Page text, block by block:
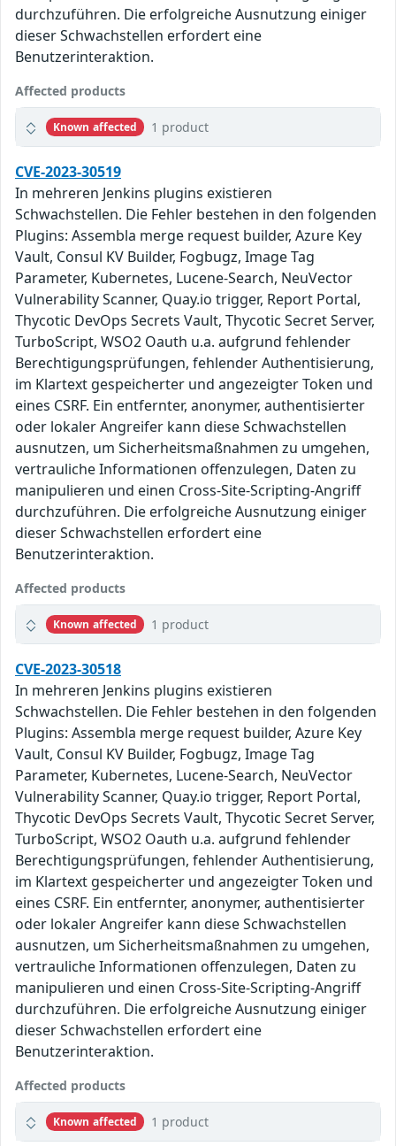
durchzuführen. Die erfolgreiche Ausnutzung einiger
dieser Schwachstellen erfordert eine
Benutzerinteraktion.
Affected products
Known affected 1 product
CVE-2023-30519
In mehreren Jenkins plugins existieren
Schwachstellen. Die Fehler bestehen in den folgenden
Plugins: Assembla merge request builder, Azure Key
Vault, Consul KV Builder, Fogbugz, Image Tag
Parameter, Kubernetes, Lucene-Search, NeuVector
Vulnerability Scanner, Quay.io trigger, Report Portal,
Thycotic DevOps Secrets Vault, Thycotic Secret Server,
TurboScript, WSO2 Oauth u.a. aufgrund fehlender
Berechtigungsprüfungen, fehlender Authentisierung,
im Klartext gespeicherter und angezeigter Token und
eines CSRF. Ein entfernter, anonymer, authentisierter
oder lokaler Angreifer kann diese Schwachstellen
ausnutzen, um Sicherheitsmaßnahmen zu umgehen,
vertrauliche Informationen offenzulegen, Daten zu
manipulieren und einen Cross-Site-Scripting-Angriff
durchzuführen. Die erfolgreiche Ausnutzung einiger
dieser Schwachstellen erfordert eine
Benutzerinteraktion.
Affected products
Known affected 1 product
CVE-2023-30518
In mehreren Jenkins plugins existieren
Schwachstellen. Die Fehler bestehen in den folgenden
Plugins: Assembla merge request builder, Azure Key
Vault, Consul KV Builder, Fogbugz, Image Tag
Parameter, Kubernetes, Lucene-Search, NeuVector
Vulnerability Scanner, Quay.io trigger, Report Portal,
Thycotic DevOps Secrets Vault, Thycotic Secret Server,
TurboScript, WSO2 Oauth u.a. aufgrund fehlender
Berechtigungsprüfungen, fehlender Authentisierung,
im Klartext gespeicherter und angezeigter Token und
eines CSRF. Ein entfernter, anonymer, authentisierter
oder lokaler Angreifer kann diese Schwachstellen
ausnutzen, um Sicherheitsmaßnahmen zu umgehen,
vertrauliche Informationen offenzulegen, Daten zu
manipulieren und einen Cross-Site-Scripting-Angriff
durchzuführen. Die erfolgreiche Ausnutzung einiger
dieser Schwachstellen erfordert eine
Benutzerinteraktion.
Affected products
Known affected 1 product